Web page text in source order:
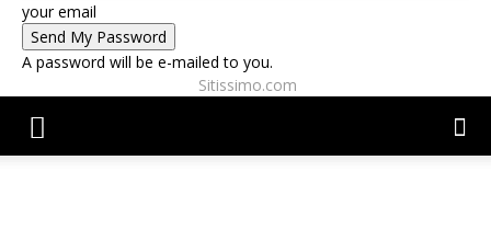
your email
A password will be e-mailed to you.
Sitissimo.com